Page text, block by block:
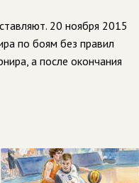
20 ноября 2015
по боям без правил
а после окончания